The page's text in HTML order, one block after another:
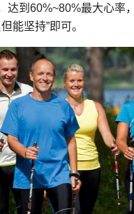
达到60%~80%最大心率
能坚持”即可。